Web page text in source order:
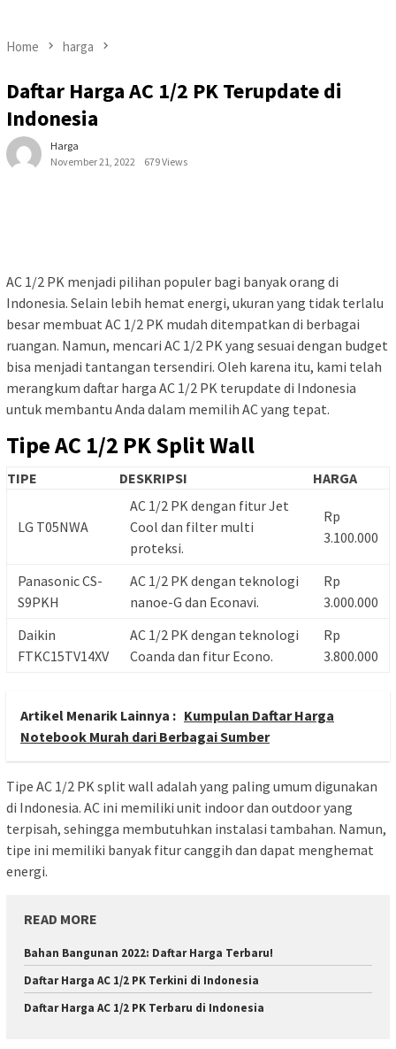
Home harga
Daftar Harga AC 1/2 PK Terupdate di
Indonesia
Harga
November 21, 2022
679 Views
AC 1/2 PK menjadi pilihan populer bagi banyak orang di
Indonesia. Selain lebih hemat energi, ukuran yang tidak terlalu
besar membuat AC 1/2 PK mudah ditempatkan di berbagai
ruangan. Namun, mencari AC 1/2 PK yang sesuai dengan budget
bisa menjadi tantangan tersendiri. Oleh karena itu, kami telah
merangkum daftar harga AC 1/2 PK terupdate di Indonesia
untuk membantu Anda dalam memilih AC yang tepat.
Tipe AC 1/2 PK Split Wall
TIPE DESKRIPSI HARGA
LG T05NWA
AC 1/2 PK dengan fitur Jet
Cool dan filter multi
proteksi.
Rp
3.100.000
Panasonic CS-
S9PKH
AC 1/2 PK dengan teknologi
nanoe-G dan Econavi.
Rp
3.000.000
Daikin
FTKC15TV14XV
AC 1/2 PK dengan teknologi
Coanda dan fitur Econo.
Rp
3.800.000
Artikel Menarik Lainnya : Kumpulan Daftar Harga
Notebook Murah dari Berbagai Sumber
Tipe AC 1/2 PK split wall adalah yang paling umum digunakan
di Indonesia. AC ini memiliki unit indoor dan outdoor yang
terpisah, sehingga membutuhkan instalasi tambahan. Namun,
tipe ini memiliki banyak fitur canggih dan dapat menghemat
energi.
READ MORE
Bahan Bangunan 2022: Daftar Harga Terbaru!
Daftar Harga AC 1/2 PK Terkini di Indonesia
Daftar Harga AC 1/2 PK Terbaru di Indonesia